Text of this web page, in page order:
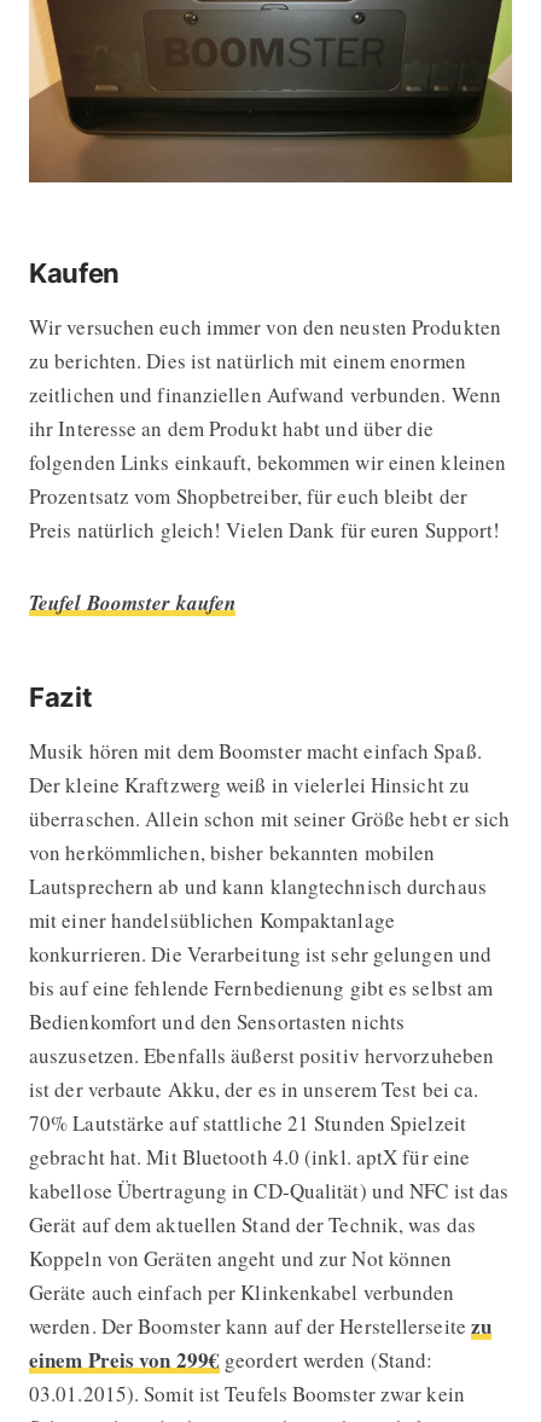
Kaufen
Wir versuchen euch immer von den neusten Produkten
zu berichten. Dies ist natürlich mit einem enormen
zeitlichen und finanziellen Aufwand verbunden. Wenn
ihr Interesse an dem Produkt habt und über die
folgenden Links einkauft, bekommen wir einen kleinen
Prozentsatz vom Shopbetreiber, für euch bleibt der
Preis natürlich gleich! Vielen Dank für euren Support!
Teufel Boomster kaufen
Fazit
Musik hören mit dem Boomster macht einfach Spaß.
Der kleine Kraftzwerg weiß in vielerlei Hinsicht zu
überraschen. Allein schon mit seiner Größe hebt er sich
von herkömmlichen, bisher bekannten mobilen
Lautsprechern ab und kann klangtechnisch durchaus
mit einer handelsüblichen Kompaktanlage
konkurrieren. Die Verarbeitung ist sehr gelungen und
bis auf eine fehlende Fernbedienung gibt es selbst am
Bedienkomfort und den Sensortasten nichts
auszusetzen. Ebenfalls äußerst positiv hervorzuheben
ist der verbaute Akku, der es in unserem Test bei ca.
70% Lautstärke auf stattliche 21 Stunden Spielzeit
gebracht hat. Mit Bluetooth 4.0 (inkl. aptX für eine
kabellose Übertragung in CD-Qualität) und NFC ist das
Gerät auf dem aktuellen Stand der Technik, was das
Koppeln von Geräten angeht und zur Not können
Geräte auch einfach per Klinkenkabel verbunden
werden. Der Boomster kann auf der Herstellerseite zu
einem Preis von 299€ geordert werden (Stand:
03.01.2015). Somit ist Teufels Boomster zwar kein